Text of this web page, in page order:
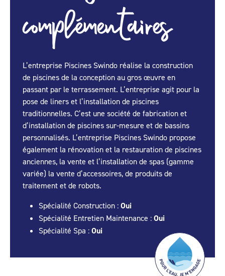
complémentaires
L’entreprise Piscines Swindo réalise la construction
de piscines de la conception au gros œuvre en
passant par le terrassement. L’entreprise agit pour la
pose de liners et l’installation de piscines
traditionnelles. C’est une société de fabrication et
d’installation de piscines sur-mesure et de bassins
personnalisés. L’entreprise Piscines Swindo propose
également la rénovation et la restauration de piscines
anciennes, la vente et l’installation de spas (gamme
variée) la vente d’accessoires, de produits de
traitement et de robots.
Spécialité Construction : Oui
Spécialité Entretien Maintenance : Oui
Spécialité Spa : Oui